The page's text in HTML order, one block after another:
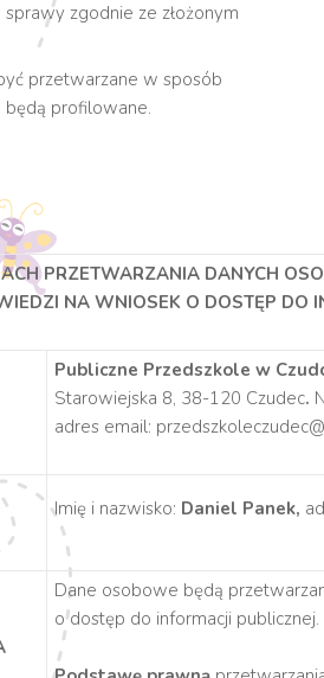
zgodnie ze złożonym
przetwarzane w sposób
będą profilowane.
PRZETWARZANIA DANYCH
NA WNIOSEK O DOSTĘP DO
Publiczne Przedszkole w
Starowiejska 8, 38-120 Czudec.
adres email:
Imię i nazwisko: Daniel Panek,
Dane osobowe będą
o dostęp do informacji publicznej.